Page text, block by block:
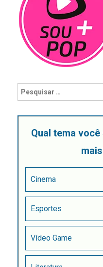
Qual tema
Cinema
Esportes
Vídeo Game